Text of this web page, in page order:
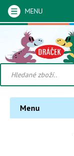
MENU
Menu